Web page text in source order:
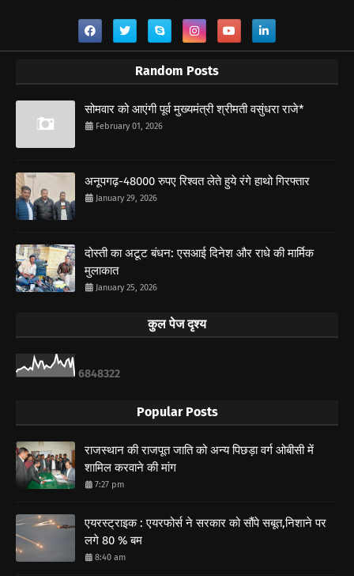
Random Posts
सोमवार को आएंगी पूर्व मुख्यमंत्री श्रीमती वसुंधरा राजे*
February 01, 2026
अनूपगढ़-48000 रुपए रिश्वत लेते हुये रंगे हाथो गिरफ्तार
January 29, 2026
दोस्ती का अटूट बंधन: एसआई दिनेश और राधे की मार्मिक
मुलाकात
January 25, 2026
कुल पेज दृश्य
6848322
Popular Posts
राजस्थान की राजपूत जाति को अन्य पिछड़ा वर्ग ओबीसी में
शामिल करवाने की मांग
7:27 pm
एयरस्ट्राइक : एयरफोर्स ने सरकार को सौंपे सबूत,निशाने पर
लगे 80 % बम
8:40 am